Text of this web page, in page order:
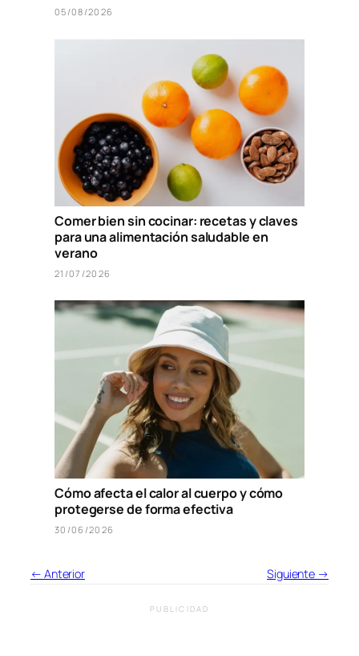
05/08/2026
Comer bien sin cocinar: recetas y claves
para una alimentación saludable en
verano
21/07/2026
Cómo afecta el calor al cuerpo y cómo
protegerse de forma efectiva
30/06/2026
← Anterior Siguiente →
PUBLICIDAD